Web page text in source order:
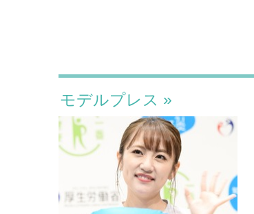
モデルプレス